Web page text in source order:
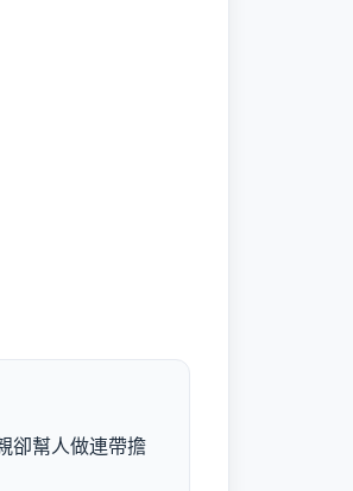
卻幫人做連帶擔